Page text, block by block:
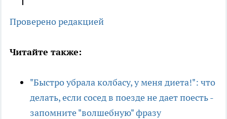
Проверено редакцией
Читайте также:
"Быстро убрала колбасу, у меня диета!": что
делать, если сосед в поезде не дает поесть -
запомните "волшебную" фразу